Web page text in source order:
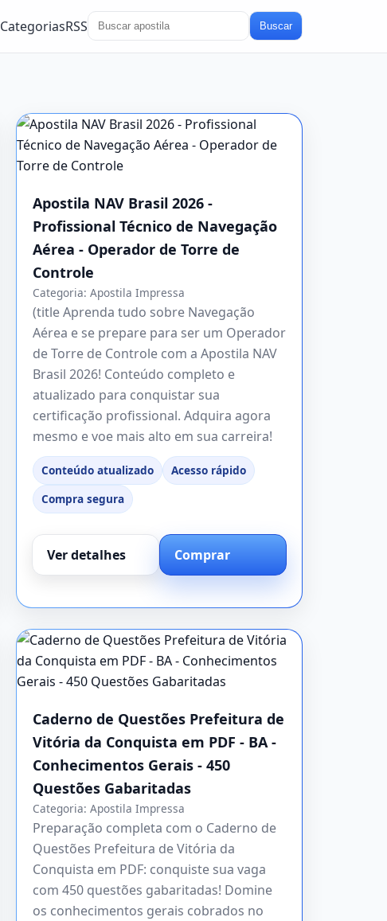
CategoriasRSS Buscar
Apostila NAV Brasil 2026 -
Profissional Técnico de Navegação
Aérea - Operador de Torre de
Controle
Categoria: Apostila Impressa
(title Aprenda tudo sobre Navegação
Aérea e se prepare para ser um Operador
de Torre de Controle com a Apostila NAV
Brasil 2026! Conteúdo completo e
atualizado para conquistar sua
certificação profissional. Adquira agora
mesmo e voe mais alto em sua carreira!
Conteúdo atualizado
Acesso rápido
Compra segura
Ver detalhes Comprar
Caderno de Questões Prefeitura de
Vitória da Conquista em PDF - BA -
Conhecimentos Gerais - 450
Questões Gabaritadas
Categoria: Apostila Impressa
Preparação completa com o Caderno de
Questões Prefeitura de Vitória da
Conquista em PDF: conquiste sua vaga
com 450 questões gabaritadas! Domine
os conhecimentos gerais cobrados no